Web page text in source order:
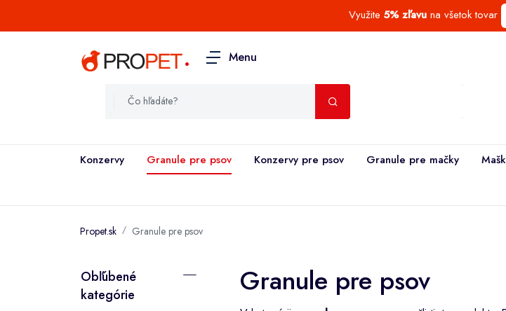
Využite 5% zľavu na všetok tovar
. Menu
Konzervy Granule pre psov Konzervy pre psov Granule pre mačky
Propet.sk Granule pre psov
Obľúbené
kategórie
Granule pre psov